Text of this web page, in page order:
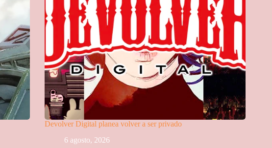
Devolver Digital planea volver a ser privado
6 agosto, 2026